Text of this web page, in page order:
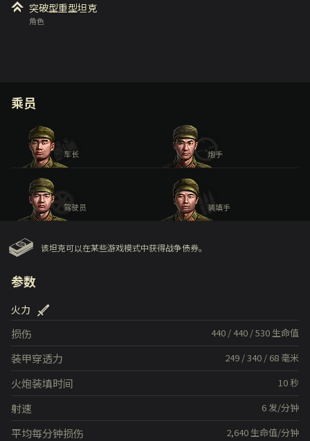
角色
突破型重型坦克
乘员
车长 炮手
驾驶员 装填手
该坦克可以在某些游戏模式中获得战争债券。
参数
火力
440 / 440 /530 生命值
损伤
249 /340 / 68 毫米
装甲穿透力
10 秒
火炮装填时间
6 发/分钟
射速
2,640 生命值/分钟
平均每分钟损伤